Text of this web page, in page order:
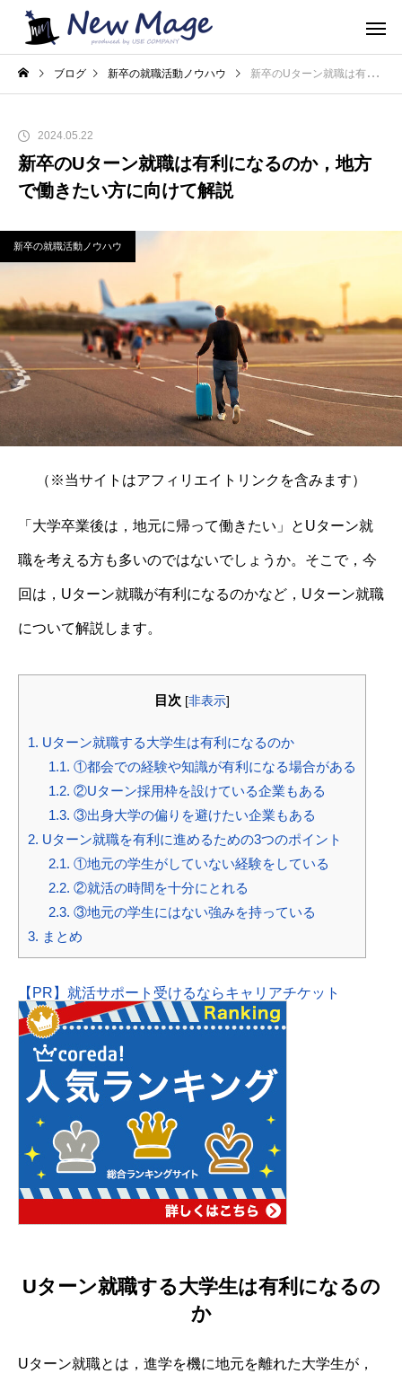
ブログ 新卒の就職活動ノウハウ 新卒のUターン就職は有利になるのか，地方で働きたい方に向けて解説
2024.05.22
新卒のUターン就職は有利になるのか，地方
で働きたい方に向けて解説
新卒の就職活動ノウハウ
（※当サイトはアフィリエイトリンクを含みます）
「大学卒業後は，地元に帰って働きたい」とUターン就
職を考える方も多いのではないでしょうか。そこで，今
回は，Uターン就職が有利になるのかなど，Uターン就職
について解説します。
目次 [非表示]
1. Uターン就職する大学生は有利になるのか
1.1. ①都会での経験や知識が有利になる場合がある
1.2. ②Uターン採用枠を設けている企業もある
1.3. ③出身大学の偏りを避けたい企業もある
2. Uターン就職を有利に進めるための3つのポイント
2.1. ①地元の学生がしていない経験をしている
2.2. ②就活の時間を十分にとれる
2.3. ③地元の学生にはない強みを持っている
3. まとめ
【PR】就活サポート受けるならキャリアチケット
Uターン就職する大学生は有利になるの
か
Uターン就職とは，進学を機に地元を離れた大学生が，